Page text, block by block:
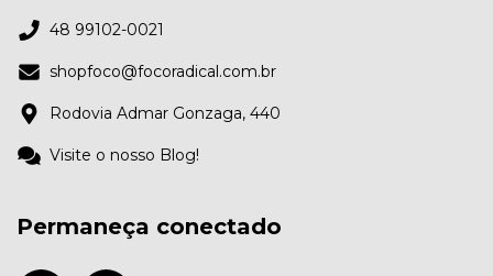
48 99102-0021
shopfoco@focoradical.com.br
Rodovia Admar Gonzaga, 440
Visite o nosso Blog!
Permaneça conectado